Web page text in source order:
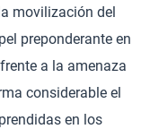
movilización del
preponderante en
a la amenaza
considerable el
en los